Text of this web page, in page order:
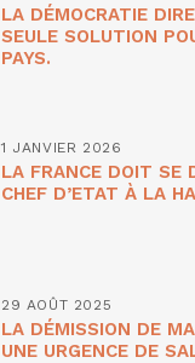
LA DÉMOCRATIE
SEULE SOLUTION
PAYS.
1 JANVIER 2026
LA FRANCE DOIT SE
CHEF D’ETAT À LA
29 AOÛT 2025
LA DÉMISSION DE
UNE URGENCE DE